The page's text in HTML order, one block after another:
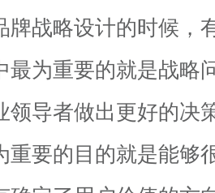
牌战略设计的时候，
最为重要的就是战略
领导者做出更好的决
重要的目的就是能够